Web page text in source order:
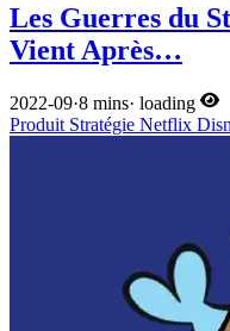
Les Guerres du
Vient Après…
2022-09·8 mins· loading
Produit Stratégie Netflix